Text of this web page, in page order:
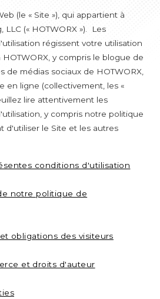
(le « Site »), qui appartient à
LLC (« HOTWORX »). Les
régissent votre utilisation
y compris le blogue de
de médias sociaux de HOTWORX,
en ligne (collectivement, les «
lire attentivement les
y compris notre politique
d'utiliser le Site et les autres
conditions d'utilisation
notre politique de
obligations des visiteurs
et droits d'auteur